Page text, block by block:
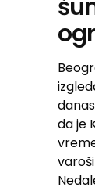
da je